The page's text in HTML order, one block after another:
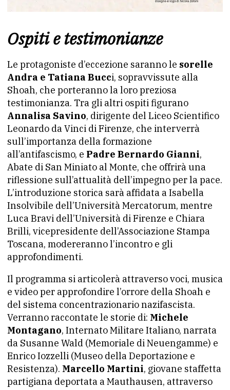
Ospiti e testimonianze
Le protagoniste d’eccezione saranno le sorelle
Andra e Tatiana Bucci, sopravvissute alla
Shoah, che porteranno la loro preziosa
testimonianza. Tra gli altri ospiti figurano
Annalisa Savino, dirigente del Liceo Scientifico
Leonardo da Vinci di Firenze, che interverrà
sull’importanza della formazione
all’antifascismo, e Padre Bernardo Gianni,
Abate di San Miniato al Monte, che offrirà una
riflessione sull’attualità dell’impegno per la pace.
L’introduzione storica sarà affidata a Isabella
Insolvibile dell’Università Mercatorum, mentre
Luca Bravi dell’Università di Firenze e Chiara
Brilli, vicepresidente dell’Associazione Stampa
Toscana, modereranno l’incontro e gli
approfondimenti.
Il programma si articolerà attraverso voci, musica
e video per approfondire l’orrore della Shoah e
del sistema concentrazionario nazifascista.
Verranno raccontate le storie di: Michele
Montagano, Internato Militare Italiano, narrata
da Susanne Wald (Memoriale di Neuengamme) e
Enrico Iozzelli (Museo della Deportazione e
Resistenza). Marcello Martini, giovane staffetta
partigiana deportata a Mauthausen, attraverso